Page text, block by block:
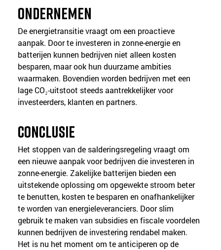
ondernemen
De energietransitie vraagt om een proactieve
aanpak. Door te investeren in zonne-energie en
batterijen kunnen bedrijven niet alleen kosten
besparen, maar ook hun duurzame ambities
waarmaken. Bovendien worden bedrijven met een
lage CO₂-uitstoot steeds aantrekkelijker voor
investeerders, klanten en partners.
Conclusie
Het stoppen van de salderingsregeling vraagt om
een nieuwe aanpak voor bedrijven die investeren in
zonne-energie. Zakelijke batterijen bieden een
uitstekende oplossing om opgewekte stroom beter
te benutten, kosten te besparen en onafhankelijker
te worden van energieleveranciers. Door slim
gebruik te maken van subsidies en fiscale voordelen
kunnen bedrijven de investering rendabel maken.
Het is nu het moment om te anticiperen op de